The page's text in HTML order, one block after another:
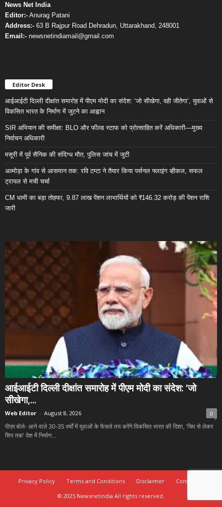
News Net India
Editor:- Anurag Patani
Address:- 63 B Rajpur Road Dehradun, Uttarakhand, 248001
Email:- newsnetindiamail@gmail.com
Editor Desk
आईआईटी दिल्ली दीक्षांत समारोह में पीएम मोदी का संदेश: ‘जो सीखेगा, वही जीतेगा’, युवाओं से
विकसित भारत के निर्माण में जुटने का आह्वान
SIR अभियान की समीक्षा: BLO और फील्ड स्टाफ को प्रोत्साहित करें अधिकारी—मुख्य
निर्वाचन अधिकारी
मसूरी में पूर्व सैनिक की संदिग्ध मौत, पुलिस जांच में जुटी
अल्मोड़ा के गांव से आसमान तक: रवि टम्टा ने तैयार किया पर्सनल फ्लाइंग व्हीकल, सफल
ट्रायल से मची चर्चा
CM धामी का बड़ा तोहफा, 9.87 लाख पेंशन लाभार्थियों को ₹146.32 करोड़ की पेंशन राशि
जारी
आईआईटी दिल्ली दीक्षांत समारोह में पीएम मोदी का संदेश: ‘जो
सीखेगा,...
Web Editor - August 8, 2026 0
पीएम बोले- आने वाले 30-35 वर्षों में युवाओं के फैसले तय करेंगे विकसित भारत की दिशा, ‘चिप से लेकर
शिप तक’ देश में निर्माण...
Privacy Policy Terms and Conditions Disclaimer
Contact Us
© 2025 Newsnetindia All rights reserved.